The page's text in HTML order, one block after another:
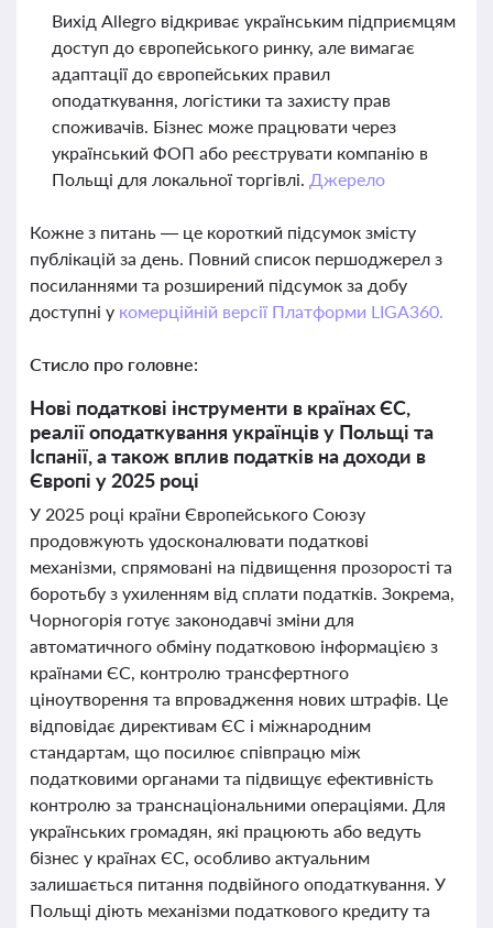
Вихід Allegro відкриває українським підприємцям
доступ до європейського ринку, але вимагає
адаптації до європейських правил
оподаткування, логістики та захисту прав
споживачів. Бізнес може працювати через
український ФОП або реєструвати компанію в
Польщі для локальної торгівлі. Джерело
Кожне з питань — це короткий підсумок змісту
публікацій за день. Повний список першоджерел з
посиланнями та розширений підсумок за добу
доступні у комерційній версії Платформи LIGA360.
Стисло про головне:
Нові податкові інструменти в країнах ЄС,
реалії оподаткування українців у Польщі та
Іспанії, а також вплив податків на доходи в
Європі у 2025 році
У 2025 році країни Європейського Союзу
продовжують удосконалювати податкові
механізми, спрямовані на підвищення прозорості та
боротьбу з ухиленням від сплати податків. Зокрема,
Чорногорія готує законодавчі зміни для
автоматичного обміну податковою інформацією з
країнами ЄС, контролю трансфертного
ціноутворення та впровадження нових штрафів. Це
відповідає директивам ЄС і міжнародним
стандартам, що посилює співпрацю між
податковими органами та підвищує ефективність
контролю за транснаціональними операціями. Для
українських громадян, які працюють або ведуть
бізнес у країнах ЄС, особливо актуальним
залишається питання подвійного оподаткування. У
Польщі діють механізми податкового кредиту та